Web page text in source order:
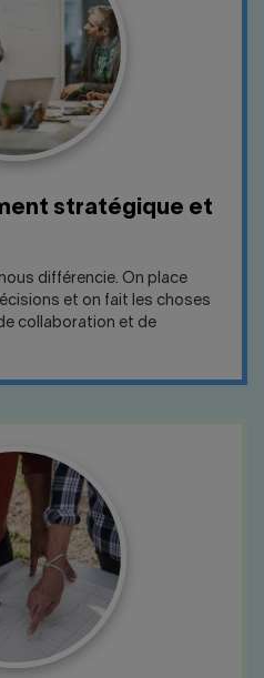
stratégique et
différencie. On place
et on fait les choses
collaboration et de